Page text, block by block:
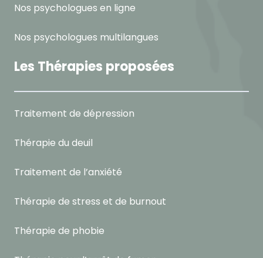
Nos psychologues en ligne
Nos psychologues multilangues
Les Thérapies proposées
Traitement de dépression
Thérapie du deuil
Traitement de l’anxiété
Thérapie de stress et de burnout
Thérapie de phobie